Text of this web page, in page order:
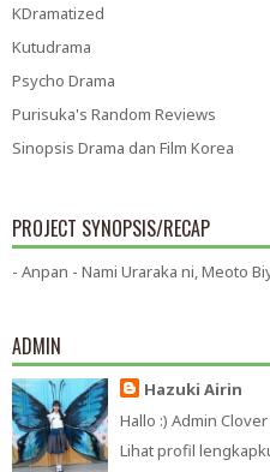
KDramatized
Kutudrama
Psycho Drama
Purisuka's Random Reviews
Sinopsis Drama dan Film Korea
PROJECT SYNOPSIS/RECAP
- Anpan - Nami Uraraka ni, Meoto
ADMIN
Hazuki Airin
Hallo :) Admin
Lihat profil